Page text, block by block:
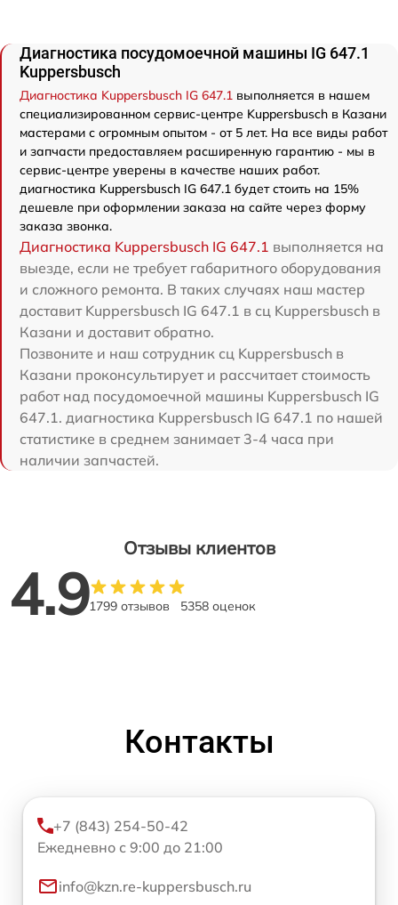
Диагностика посудомоечной машины IG 647.1
Kuppersbusch
Диагностика Kuppersbusch IG 647.1 выполняется в нашем
специализированном сервис-центре Kuppersbusch в Казани
мастерами с огромным опытом - от 5 лет. На все виды работ
и запчасти предоставляем расширенную гарантию - мы в
сервис-центре уверены в качестве наших работ.
диагностика Kuppersbusch IG 647.1 будет стоить на 15%
дешевле при оформлении заказа на сайте через форму
заказа звонка.
Диагностика Kuppersbusch IG 647.1 выполняется на
выезде, если не требует габаритного оборудования
и сложного ремонта. В таких случаях наш мастер
доставит Kuppersbusch IG 647.1 в сц Kuppersbusch в
Казани и доставит обратно.
Позвоните и наш сотрудник сц Kuppersbusch в
Казани проконсультирует и рассчитает стоимость
работ над посудомоечной машины Kuppersbusch IG
647.1. диагностика Kuppersbusch IG 647.1 по нашей
статистике в среднем занимает 3-4 часа при
наличии запчастей.
Отзывы клиентов
4.91799 отзывов 5358 оценок
Контакты
+7 (843) 254-50-42
Ежедневно с 9:00 до 21:00
info@kzn.re-kuppersbusch.ru